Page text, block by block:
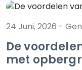
24 Juni, 2026 -
De
met